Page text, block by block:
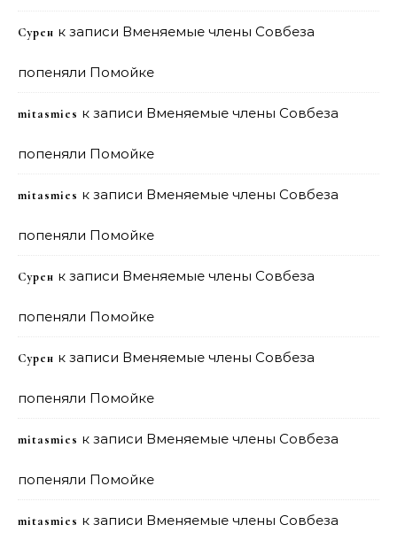
Сурен к записи Вменяемые члены Совбеза
попеняли Помойке
mitasmies к записи Вменяемые члены Совбеза
попеняли Помойке
mitasmies к записи Вменяемые члены Совбеза
попеняли Помойке
Сурен к записи Вменяемые члены Совбеза
попеняли Помойке
Сурен к записи Вменяемые члены Совбеза
попеняли Помойке
mitasmies к записи Вменяемые члены Совбеза
попеняли Помойке
mitasmies к записи Вменяемые члены Совбеза